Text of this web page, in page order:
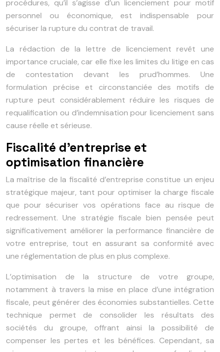
procédures, qu’il s’agisse d’un licenciement pour motif
personnel ou économique, est indispensable pour
sécuriser la rupture du contrat de travail.
La rédaction de la lettre de licenciement revêt une
importance cruciale, car elle fixe les limites du litige en cas
de contestation devant les prud’hommes. Une
formulation précise et circonstanciée des motifs de
rupture peut considérablement réduire les risques de
requalification ou d’indemnisation pour licenciement sans
cause réelle et sérieuse.
Fiscalité d’entreprise et
optimisation financière
La maîtrise de la fiscalité d’entreprise constitue un enjeu
stratégique majeur, tant pour optimiser la charge fiscale
que pour sécuriser vos opérations face au risque de
redressement. Une stratégie fiscale bien pensée peut
significativement améliorer la performance financière de
votre entreprise, tout en assurant sa conformité avec
une réglementation de plus en plus complexe.
L’optimisation de la structure de votre groupe,
notamment à travers la mise en place d’une intégration
fiscale, peut générer des économies substantielles. Cette
technique permet de consolider les résultats des
sociétés du groupe, offrant ainsi la possibilité de
compenser les pertes et les bénéfices. Cependant, sa